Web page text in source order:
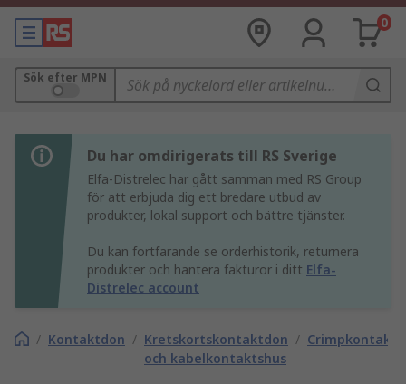
0
Sök efter MPN
Du har omdirigerats till RS Sverige
Elfa-Distrelec har gått samman med RS Group
för att erbjuda dig ett bredare utbud av
produkter, lokal support och bättre tjänster.
Du kan fortfarande se orderhistorik, returnera
produkter och hantera fakturor i ditt Elfa-
Distrelec account
/ Kontaktdon / Kretskortskontaktdon
och kabelkontaktshus
/